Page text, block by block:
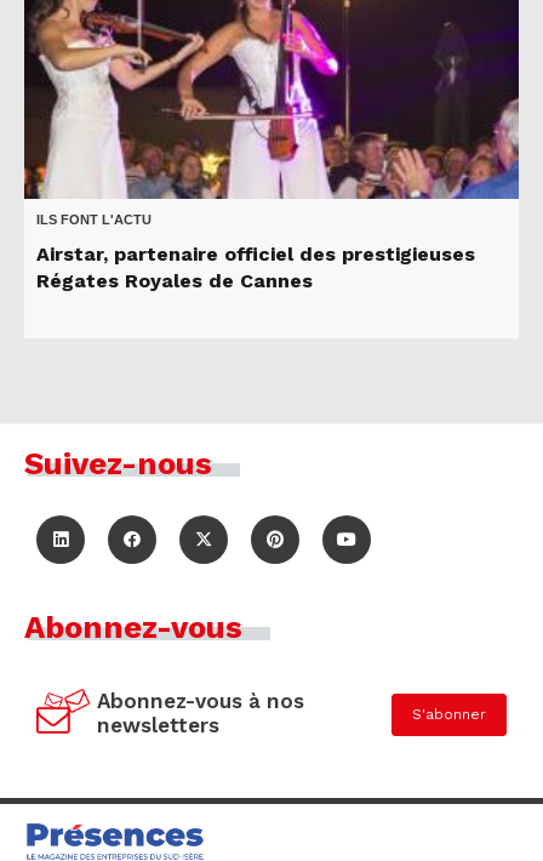
ILS FONT L'ACTU
Airstar, partenaire officiel des prestigieuses
Régates Royales de Cannes
Suivez-nous
Abonnez-vous
Abonnez-vous à nos
newsletters
S'abonner